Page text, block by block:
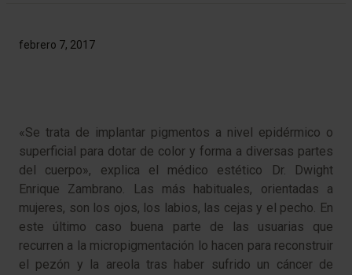
febrero 7, 2017
«Se trata de implantar pigmentos a nivel epidérmico o
superficial para dotar de color y forma a diversas partes
del cuerpo», explica el médico estético Dr. Dwight
Enrique Zambrano. Las más habituales, orientadas a
mujeres, son los ojos, los labios, las cejas y el pecho. En
este último caso buena parte de las usuarias que
recurren a la micropigmentación lo hacen para reconstruir
el pezón y la areola tras haber sufrido un cáncer de